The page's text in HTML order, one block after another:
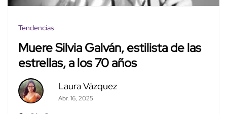
Tendencias
Muere Silvia Galván, estilista de las
estrellas, a los 70 años
Laura Vázquez
Abr. 16, 2025